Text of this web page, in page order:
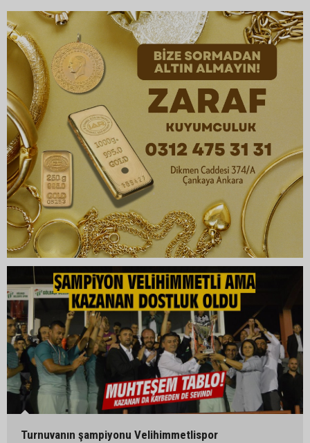
Turnuvanın şampiyonu Velihimmetlispor